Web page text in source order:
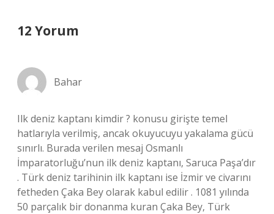
12 Yorum
Bahar
Ilk deniz kaptanı kimdir ? konusu girişte temel
hatlarıyla verilmiş, ancak okuyucuyu yakalama gücü
sınırlı. Burada verilen mesaj Osmanlı
İmparatorluğu’nun ilk deniz kaptanı, Saruca Paşa’dır
. Türk deniz tarihinin ilk kaptanı ise İzmir ve civarını
fetheden Çaka Bey olarak kabul edilir . 1081 yılında
50 parçalık bir donanma kuran Çaka Bey, Türk